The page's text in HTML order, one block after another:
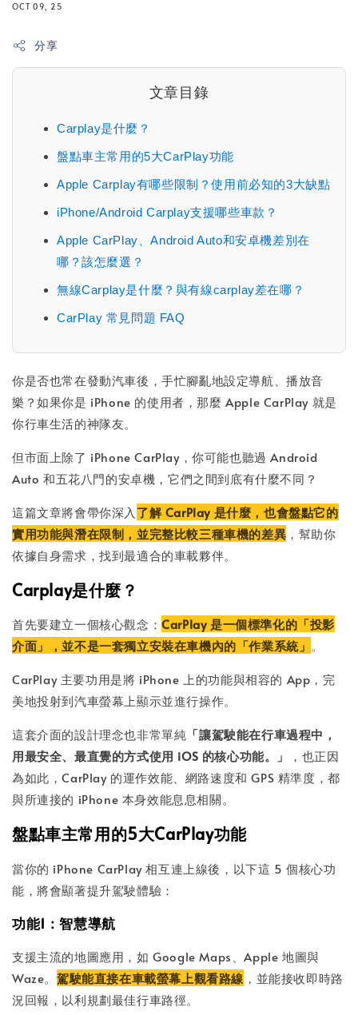
OCT 09, 25
分享
文章目錄
Carplay是什麼？
盤點車主常用的5大CarPlay功能
Apple Carplay有哪些限制？使用前必知的3大缺點
iPhone/Android Carplay支援哪些車款？
Apple CarPlay、Android Auto和安卓機差別在
哪？該怎麼選？
無線Carplay是什麼？與有線carplay差在哪？
CarPlay 常見問題 FAQ
你是否也常在發動汽車後，手忙腳亂地設定導航、播放音
樂？如果你是 iPhone 的使用者，那麼 Apple CarPlay 就是
你行車生活的神隊友。
但市面上除了 iPhone CarPlay，你可能也聽過 Android
Auto 和五花八門的安卓機，它們之間到底有什麼不同？
這篇文章將會帶你深入 了解 CarPlay 是什麼，也會盤點它的
實用功能與潛在限制，並完整比較三種車機的差異 ，幫助你
依據自身需求，找到最適合的車載夥伴。
Carplay是什麼？
首先要建立一個核心觀念：CarPlay 是一個標準化的「投影
介面」，並不是一套獨立安裝在車機內的「作業系統」 。
CarPlay 主要功用是將 iPhone 上的功能與相容的 App，完
美地投射到汽車螢幕上顯示並進行操作。
這套介面的設計理念也非常單純 「讓駕駛能在行車過程中，
用最安全、最直覺的方式使用 iOS 的核心功能。」
，也正因
為如此，CarPlay 的運作效能、網路速度和 GPS 精準度，都
與所連接的 iPhone 本身效能息息相關。
盤點車主常用的5大CarPlay功能
當你的 iPhone CarPlay 相互連上線後，以下這 5 個核心功
能，將會顯著提升駕駛體驗：
功能1：智慧導航
支援主流的地圖應用，如 Google Maps、Apple 地圖與
Waze。駕駛能直接在車載螢幕上觀看路線 ，並能接收即時路
況回報，以利規劃最佳行車路徑。